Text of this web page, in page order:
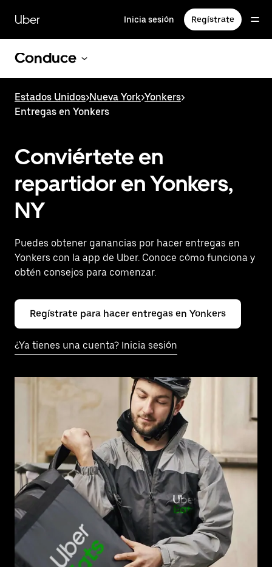
contenido
principal
Uber Inicia sesión Regístrate
Conduce
Estados Unidos>Nueva York>Yonkers>
Entregas en Yonkers
Conviértete en
repartidor en Yonkers,
NY
Puedes obtener ganancias por hacer entregas en
Yonkers con la app de Uber. Conoce cómo funciona y
obtén consejos para comenzar.
Regístrate para hacer entregas en Yonkers
¿Ya tienes una cuenta? Inicia sesión